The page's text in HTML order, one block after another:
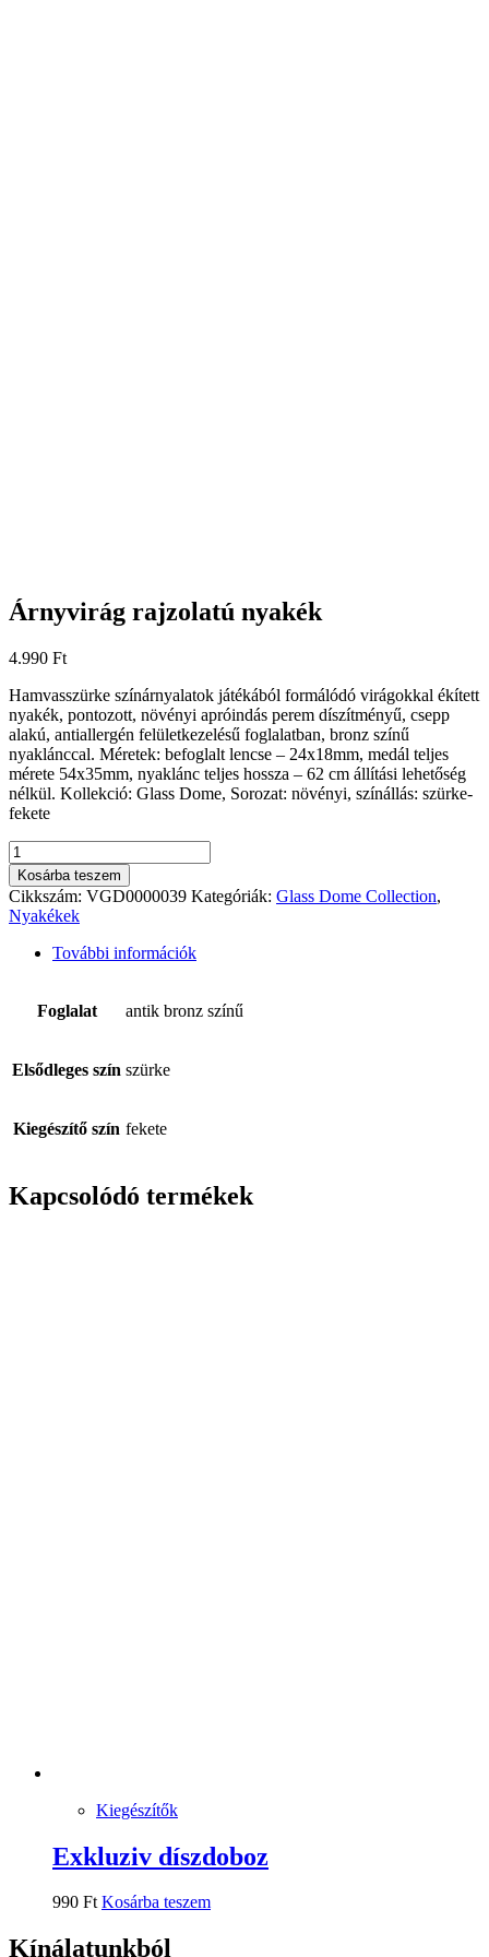
Árnyvirág rajzolatú nyakék
4.990 Ft
Hamvasszürke színárnyalatok játékából formálódó virágokkal ékített
nyakék, pontozott, növényi apróindás perem díszítményű, csepp
alakú, antiallergén felületkezelésű foglalatban, bronz színű
nyaklánccal. Méretek: befoglalt lencse – 24x18mm, medál teljes
mérete 54x35mm, nyaklánc teljes hossza – 62 cm állítási lehetőség
nélkül. Kollekció: Glass Dome, Sorozat: növényi, színállás: szürke-
fekete
Árnyvirág
rajzolatú
nyakék
mennyiség
Kosárba teszem
Cikkszám: VGD0000039 Kategóriák: Glass Dome Collection,
Nyakékek
További információk
Foglalat antik bronz színű
Elsődleges szín szürke
Kiegészítő szín fekete
Kapcsolódó termékek
Kiegészítők
Exkluziv díszdoboz
990 Ft Kosárba teszem
Kínálatunkból